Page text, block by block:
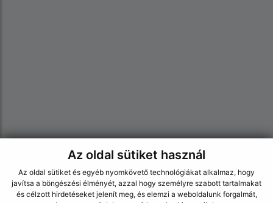
Az oldal sütiket használ
Az oldal sütiket és egyéb nyomkövető technológiákat alkalmaz, hogy
javítsa a böngészési élményét, azzal hogy személyre szabott tartalmakat
és célzott hirdetéseket jelenít meg, és elemzi a weboldalunk forgalmát,
Az oldalról:
Hozzáférhetőségi nyilatkozat
Szerzői jog